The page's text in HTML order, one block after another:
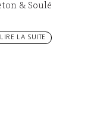
& Soulé
LIRE LA SUITE